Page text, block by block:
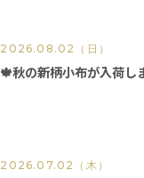
2026.08.02 （日）
🍁秋の新柄小布が入荷し
2026.07.02 （木）